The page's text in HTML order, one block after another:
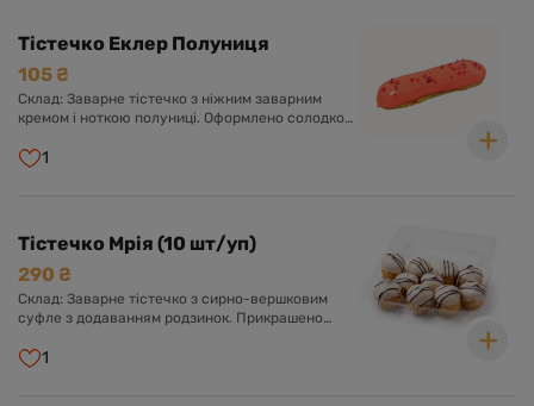
Тістечко Еклер Полуниця
105 ₴
Склад: Заварне тістечко з ніжним заварним
кремом і ноткою полуниці. Оформлено солодкою
1
Тістечко Мрія (10 шт/уп)
290 ₴
Склад: Заварне тістечко з сирно-вершковим
суфле з додаванням родзинок. Прикрашено
1